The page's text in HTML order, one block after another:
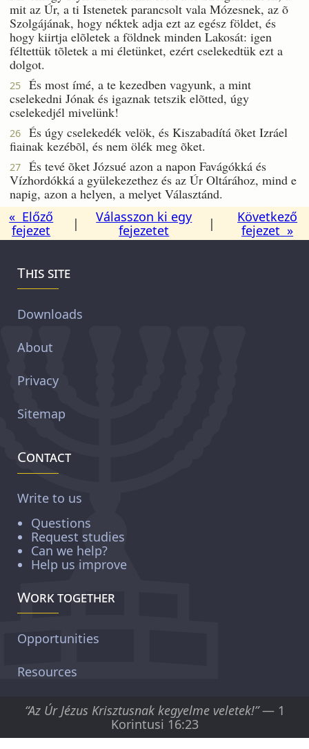
mit az Úr, a ti Istenetek parancsolt vala Mózesnek, az õ
Szolgájának, hogy néktek adja ezt az egész földet, és
hogy kiirtja elõletek a földnek minden Lakosát: igen
féltettük tõletek a mi életünket, ezért cselekedtük ezt a
dolgot.
25
És most ímé, a te kezedben vagyunk, a mint
cselekedni Jónak és igaznak tetszik elõtted, úgy
cselekedjél mivelünk!
26
És úgy cselekedék velök, és Kiszabadítá õket Izráel
fiainak kezébõl, és nem ölék meg õket.
27
És tevé õket Józsué azon a napon Favágókká és
Vízhordókká a gyülekezethez és az Úr Oltárához, mind e
napig, azon a helyen, a melyet Választánd.
« Előző
fejezet
|
Válasszon ki egy
fejezetet
|
Következő
fejezet »
This site
Downloads
About
Privacy
Sitemap
Contact
Write to us
Questions
Request studies
Can we help?
Help us improve
Work together
Opportunities
Resources
“Az Úr Jézus Krisztusnak kegyelme veletek!”— 1
Korintusi 16:23